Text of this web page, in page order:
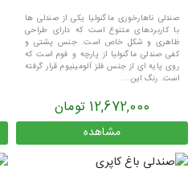
صندلی ناهارخوری ماگنولیا یکی از صندلی ها
با کاربردهای متنوع است که دارای طراحی
ظاهری و شکل خاص است. جنس پشتی و
کفی صندلی ماگنولیا از پارچه و فوم است که
روی پایه ای از جنس فلز آلومینیوم قرار گرفته
است. رنگ این...
12,672,000 تومان
مشاهده